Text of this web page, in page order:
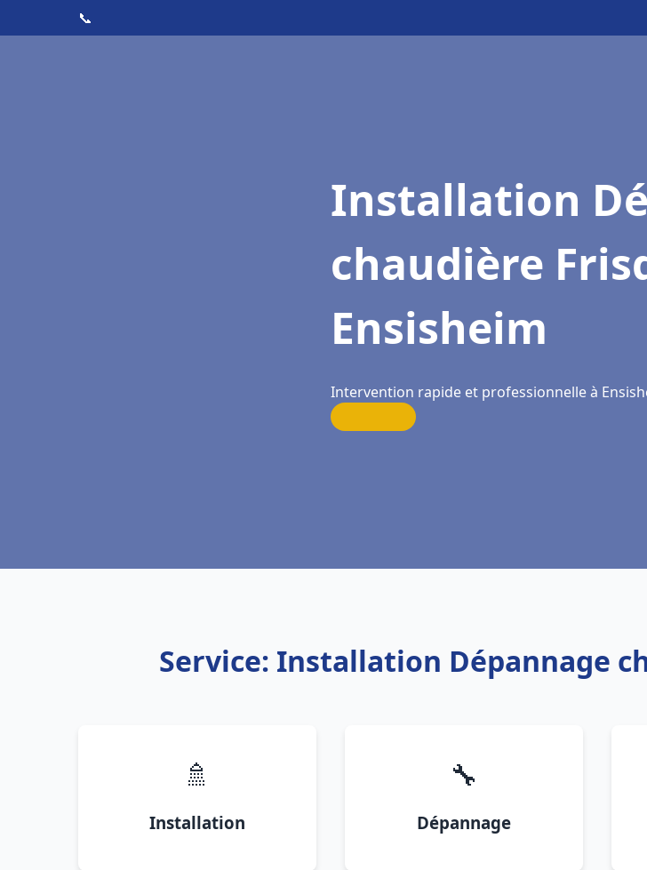
📞
Installation
chaudière
Ensisheim
Intervention rapide et professionnelle à
Service: Installation Dépannage
🚿
Installation
🔧
Dépannage